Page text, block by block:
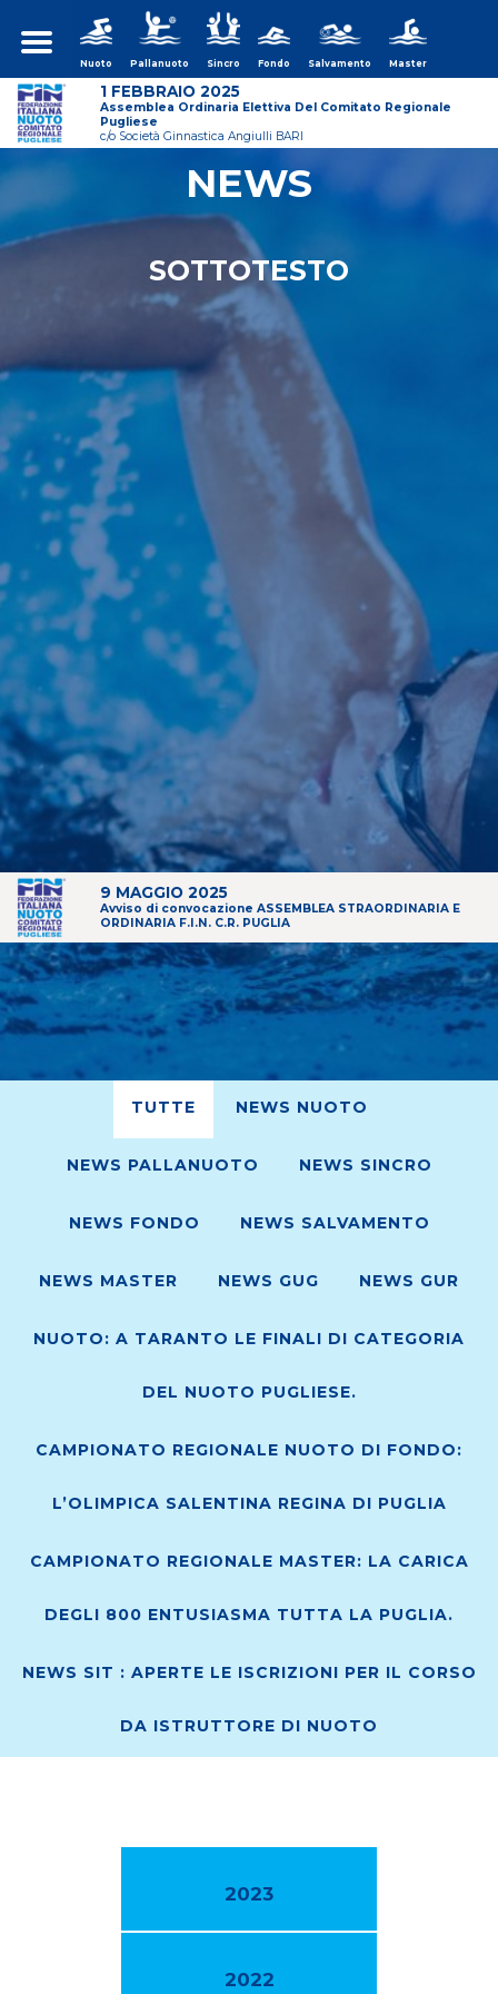
Nuoto Pallanuoto Sincro Fondo Salvamento Master
1 FEBBRAIO 2025
Assemblea Ordinaria Elettiva Del Comitato Regionale
Pugliese
c/o Società Ginnastica Angiulli BARI
9 MAGGIO 2025
Avviso di convocazione ASSEMBLEA STRAORDINARIA E
ORDINARIA F.I.N. C.R. PUGLIA
NEWS
SOTTOTESTO
TUTTE NEWS NUOTO
NEWS PALLANUOTO NEWS SINCRO
NEWS FONDO NEWS SALVAMENTO
NEWS MASTER NEWS GUG NEWS GUR
NUOTO: A TARANTO LE FINALI DI CATEGORIA
DEL NUOTO PUGLIESE.
CAMPIONATO REGIONALE NUOTO DI FONDO:
L’OLIMPICA SALENTINA REGINA DI PUGLIA
CAMPIONATO REGIONALE MASTER: LA CARICA
DEGLI 800 ENTUSIASMA TUTTA LA PUGLIA.
NEWS SIT : APERTE LE ISCRIZIONI PER IL CORSO
DA ISTRUTTORE DI NUOTO
2023
2022
assemblea-